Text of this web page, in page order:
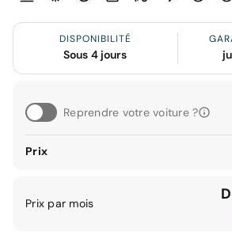
DISPONIBILITÉ
Sous 4 jours
Reprendre votre voiture ?
Prix
Prix par mois